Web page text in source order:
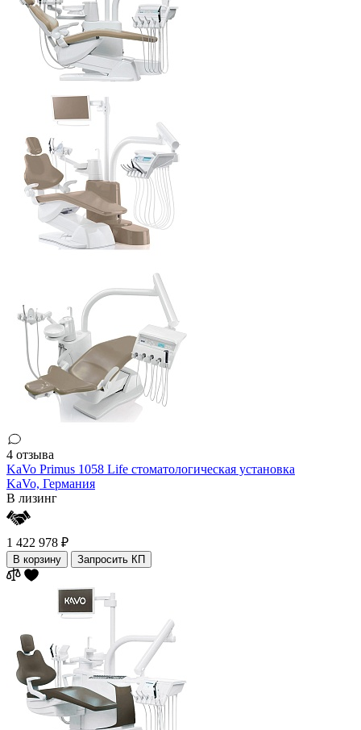
4 отзыва
KaVo Primus 1058 Life стоматологическая установка
KaVo, Германия
В лизинг
1 422 978 ₽
В корзину Запросить КП